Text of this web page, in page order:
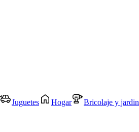
Juguetes Hogar Bricolaje y jardin